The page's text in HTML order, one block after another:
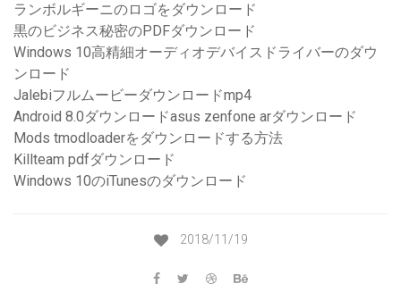
ランボルギーニのロゴをダウンロード
黒のビジネス秘密のPDFダウンロード
Windows 10高精細オーディオデバイスドライバーのダウ
ンロード
Jalebiフルムービーダウンロードmp4
Android 8.0ダウンロードasus zenfone arダウンロード
Mods tmodloaderをダウンロードする方法
Killteam pdfダウンロード
Windows 10のiTunesのダウンロード
2018/11/19